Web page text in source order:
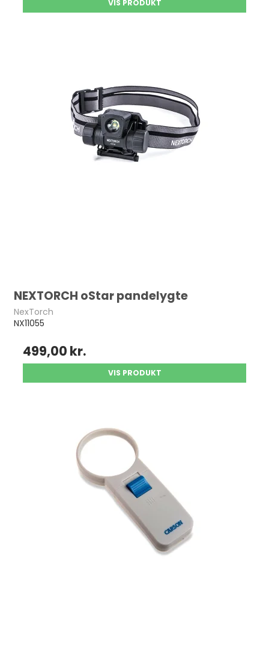
VIS PRODUKT
NEXTORCH oStar pandelygte
NexTorch
NX11055
499,00 kr.
VIS PRODUKT